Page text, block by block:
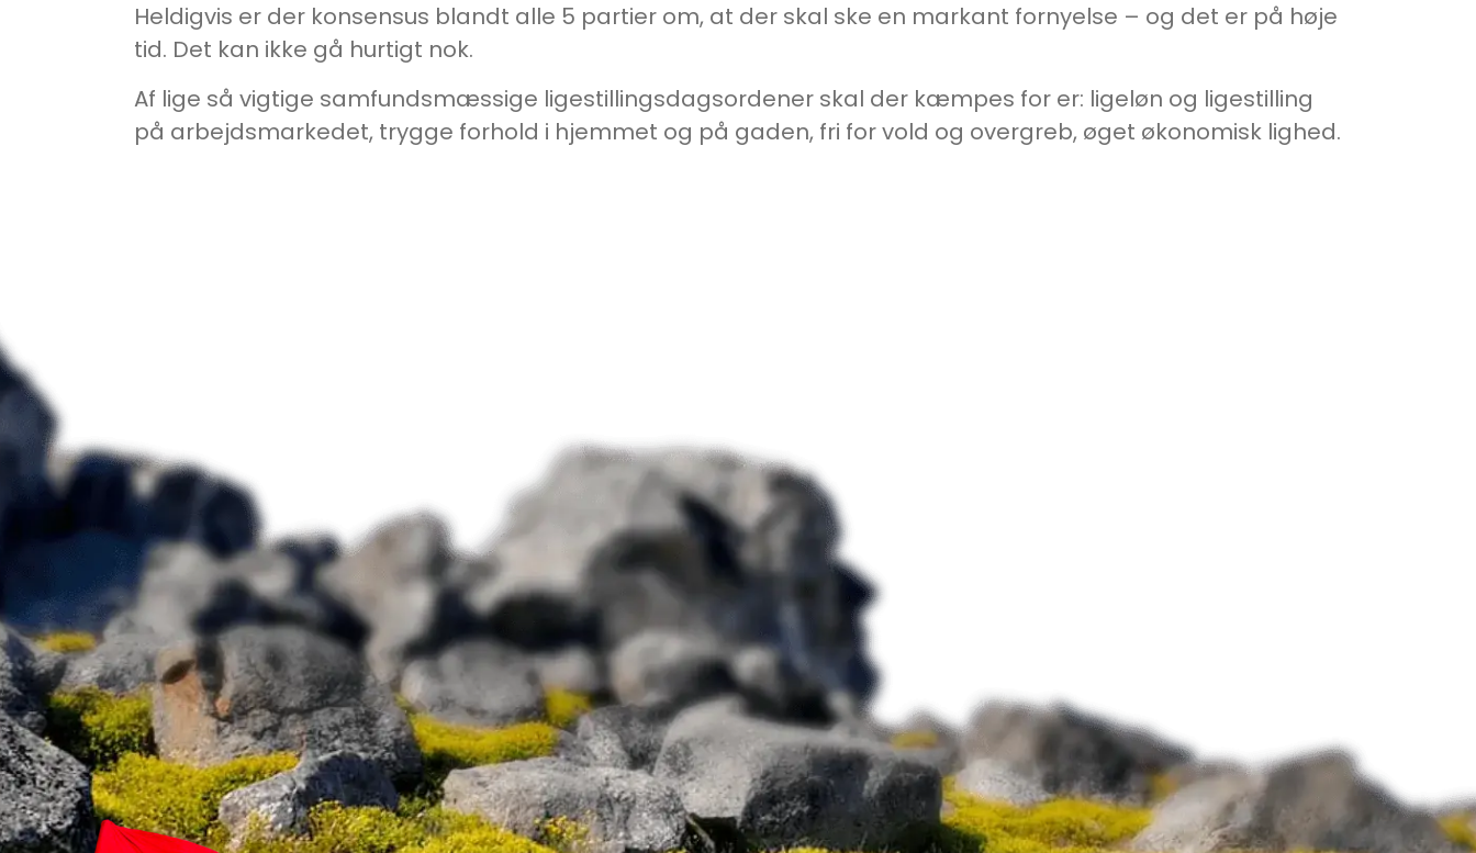
Heldigvis er der konsensus blandt alle 5 partier om, at der skal ske en markant fornyelse – og det er på høje
tid. Det kan ikke gå hurtigt nok.
Af lige så vigtige samfundsmæssige ligestillingsdagsordener skal der kæmpes for er: ligeløn og ligestilling
på arbejdsmarkedet, trygge forhold i hjemmet og på gaden, fri for vold og overgreb, øget økonomisk lighed.